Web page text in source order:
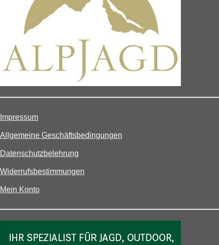
Impressum
Allgemeine Geschäftsbedingungen
Datenschutzbelehrung
Widerrufsbestimmungen
Mein Konto